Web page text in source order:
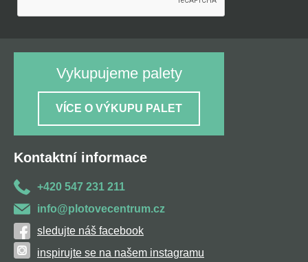
Vykupujeme palety
VÍCE O VÝKUPU PALET
Kontaktní informace
+420 547 231 211
info@plotovecentrum.cz
sledujte náš facebook
inspirujte se na našem instagramu